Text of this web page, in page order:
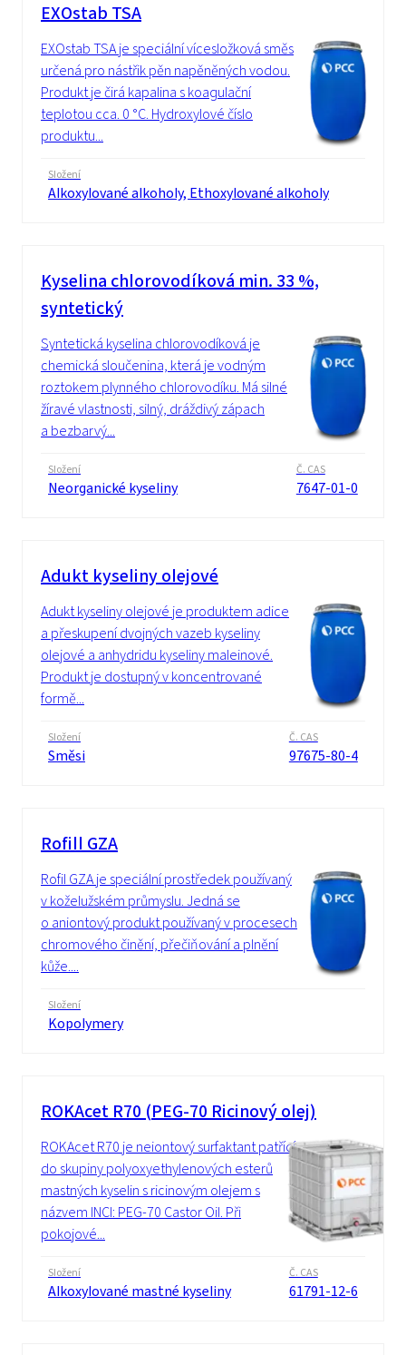
EXOstab TSA
EXOstab TSA je speciální vícesložková směs
určená pro nástřik pěn napěněných vodou.
Produkt je čirá kapalina s koagulační
teplotou cca. 0 °C. Hydroxylové číslo
produktu...
Složení
Alkoxylované alkoholy, Ethoxylované alkoholy
Kyselina chlorovodíková min. 33 %,
syntetický
Syntetická kyselina chlorovodíková je
chemická sloučenina, která je vodným
roztokem plynného chlorovodíku. Má silné
žíravé vlastnosti, silný, dráždivý zápach
a bezbarvý...
Složení
Neorganické kyseliny
Č. CAS
7647-01-0
Adukt kyseliny olejové
Adukt kyseliny olejové je produktem adice
a přeskupení dvojných vazeb kyseliny
olejové a anhydridu kyseliny maleinové.
Produkt je dostupný v koncentrované
formě...
Složení
Směsi
Č. CAS
97675-80-4
Rofill GZA
Rofil GZA je speciální prostředek používaný
v koželužském průmyslu. Jedná se
o aniontový produkt používaný v procesech
chromového činění, přečiňování a plnění
kůže....
Složení
Kopolymery
ROKAcet R70 (PEG-70 Ricinový olej)
ROKAcet R70 je neiontový surfaktant patřící
do skupiny polyoxyethylenových esterů
mastných kyselin s ricinovým olejem s
názvem INCI: PEG-70 Castor Oil. Při
pokojové...
Složení
Alkoxylované mastné kyseliny
Č. CAS
61791-12-6